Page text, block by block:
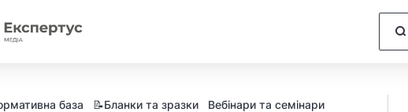
база 📝Бланки та зразки Вебінари та семінари